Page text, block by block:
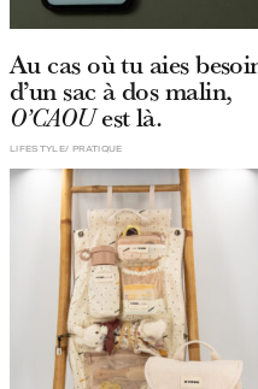
Au cas où tu aies
d’un sac à dos malin,
O’CAOUest là.
LIFESTYLE PRATIQUE